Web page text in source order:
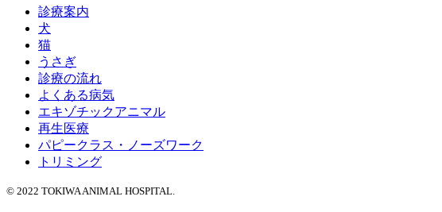
診療案内
犬
猫
うさぎ
診療の流れ
よくある病気
エキゾチックアニマル
再生医療
パピークラス・ノーズワーク
トリミング
© 2022 TOKIWA ANIMAL HOSPITAL.